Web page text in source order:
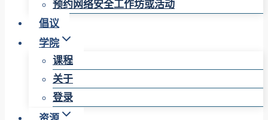
预约网络安全工作坊或活动
倡议
学院
课程
关于
登录